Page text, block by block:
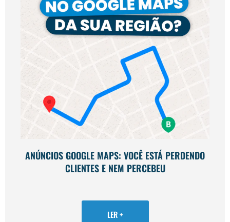
ANÚNCIOS GOOGLE MAPS: VOCÊ ESTÁ PERDENDO
CLIENTES E NEM PERCEBEU
LER +